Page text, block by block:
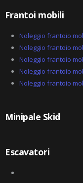
Frantoi mobili
Noleggio frantoio
Noleggio frantoio
Noleggio frantoio
Noleggio frantoio
Noleggio frantoio
Minipale Skid
Escavatori